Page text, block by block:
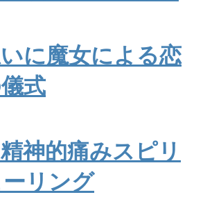
に魔女による恋
式
神的痛みスピリ
リング